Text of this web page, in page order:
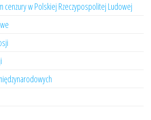
cenzury w Polskiej Rzeczypospolitej Ludowej